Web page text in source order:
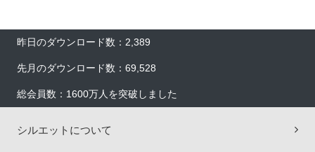
昨日のダウンロード数：2,389
先月のダウンロード数：69,528
総会員数：1600万人を突破しました
シルエットについて